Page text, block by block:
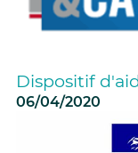
Dispositif
06/04/2020